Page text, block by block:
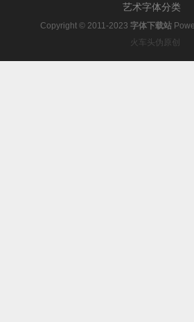
艺术字体分类
Copyright © 2011-2023 字体下载站
火车头伪原创